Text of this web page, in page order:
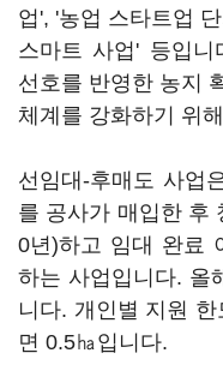
업', '농업 스타트업
스마트 사업' 등입니
선호를 반영한 농지
체계를 강화하기 위
선임대-후매도 사업
를 공사가 매입한 후
0년)하고 임대 완료
하는 사업입니다. 올
니다. 개인별 지원
면 0.5㏊입니다.